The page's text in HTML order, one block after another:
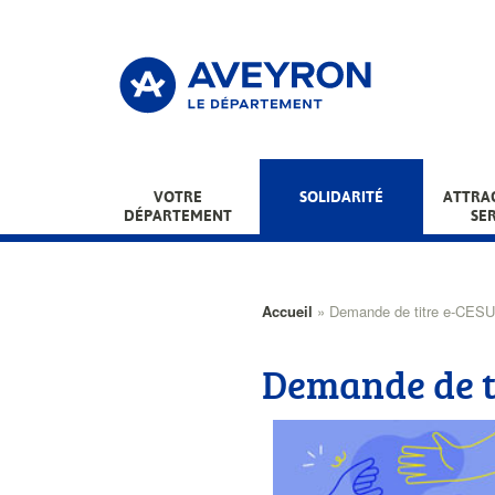
Main
menu
VOTRE
DÉPARTEMENT
SOLIDARITÉ
Fil
d'Ariane
Accueil Demande de titre e-
Demande de